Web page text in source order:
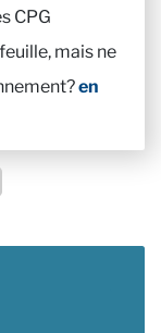
CPG
mais ne
en